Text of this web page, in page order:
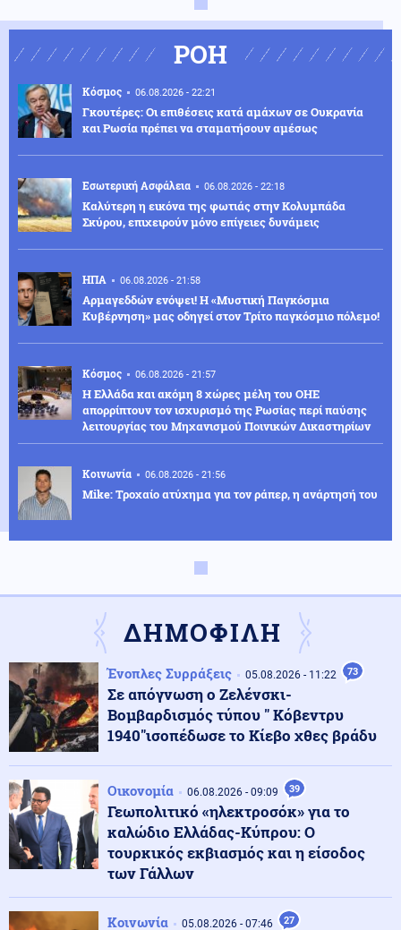
ΡΟΗ
Κόσμος 06.08.2026 - 22:21
Γκουτέρες: Οι επιθέσεις κατά αμάχων σε Ουκρανία
και Ρωσία πρέπει να σταματήσουν αμέσως
Εσωτερική Ασφάλεια 06.08.2026 - 22:18
Καλύτερη η εικόνα της φωτιάς στην Κολυμπάδα
Σκύρου, επιχειρούν μόνο επίγειες δυνάμεις
ΗΠΑ 06.08.2026 - 21:58
Αρμαγεδδών ενόψει! Η «Μυστική Παγκόσμια
Κυβέρνηση» μας οδηγεί στον Τρίτο παγκόσμιο πόλεμο!
Κόσμος 06.08.2026 - 21:57
Η Ελλάδα και ακόμη 8 χώρες μέλη του ΟΗΕ
απορρίπτουν τον ισχυρισμό της Ρωσίας περί παύσης
λειτουργίας του Μηχανισμού Ποινικών Δικαστηρίων
Κοινωνία 06.08.2026 - 21:56
Mike: Τροχαίο ατύχημα για τον ράπερ, η ανάρτησή του
χωράφι
Κόσμος 06.08.2026 - 21:53
Σλοβακία: Νέο ιστορικό ρεκόρ με 42,2 βαθμούς εν
μέσω καύσωνα
06.08.2026 - 21:50
Συντάξεις Σεπτεμβρίου 2026: Πότε οι πληρωμές –
Ημερομηνίες ανά ταμείο
ΗΠΑ 06.08.2026 - 21:49
Τραμπ: Είμαι «πολύ ικανοποιημένος» από το έργο του
ΔΗΜΟΦΙΛΗ
Ένοπλες Συρράξεις 05.08.2026 - 11:22 73
Σε απόγνωση ο Ζελένσκι-
Βομβαρδισμός τύπου " Κόβεντρυ
1940"ισοπέδωσε το Κίεβο χθες βράδυ
Οικονομία 06.08.2026 - 09:09 39
Γεωπολιτικό «ηλεκτροσόκ» για το
καλώδιο Ελλάδας-Κύπρου: Ο
τουρκικός εκβιασμός και η είσοδος
των Γάλλων
Κοινωνία 05.08.2026 - 07:46 27